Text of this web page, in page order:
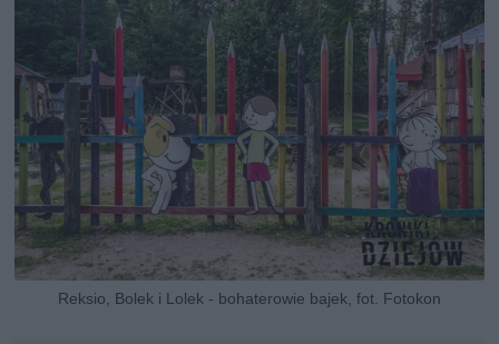
Reksio, Bolek i Lolek - bohaterowie bajek, fot. Fotokon